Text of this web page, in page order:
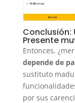
Conclusión:
Presente
Entonces,
depende de
sustituto
por sus